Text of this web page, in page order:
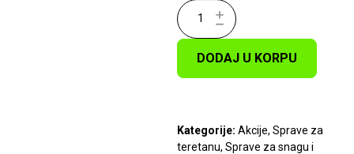
DODAJ U KORPU
Kategorije: Akcije, Sprave za
teretanu, Sprave za snagu i